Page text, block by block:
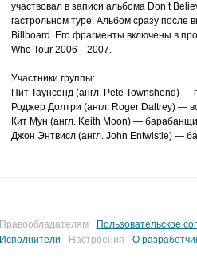
участвовал в записи альбома Don’t
гастрольном туре. Альбом сразу после
Billboard. Его фрагменты включены в
Who Tour 2006—2007.
Участники группы:
Пит Таунсенд (англ. Pete Townshend) —
Роджер Долтри (англ. Roger Daltrey) —
Кит Мун (англ. Keith Moon) —
Джон Энтвисл (англ. John Entwistle) —
Правообладателям
Пользовательское
Исполнители
Настроения О